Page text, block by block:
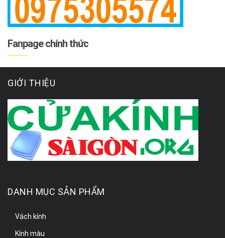
Fanpage chính thức
GIỚI THIỆU
DANH MỤC SẢN PHẨM
Vách kính
Kính màu